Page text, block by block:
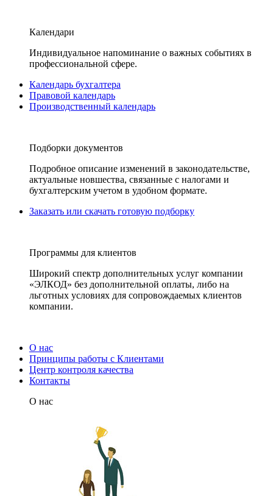
Календари
Индивидуальное напоминание о важных событиях в
профессиональной сфере.
Календарь бухгалтера
Правовой календарь
Производственный календарь
Подборки документов
Подробное описание изменений в законодательстве,
актуальные новшества, связанные с налогами и
бухгалтерским учетом в удобном формате.
Заказать или скачать готовую подборку
Программы для клиентов
Широкий спектр дополнительных услуг компании
«ЭЛКОД» без дополнительной оплаты, либо на
льготных условиях для сопровождаемых клиентов
компании.
О нас
Принципы работы с Клиентами
Центр контроля качества
Контакты
О нас